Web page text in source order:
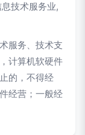
技术服务业,
服务、技术支
计算机软硬件
的，不得经
经营；一般经